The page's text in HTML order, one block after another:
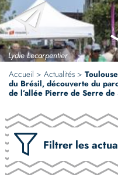
Lydie Lecarpentier
Accueil
Actualités
du Brésil, découverte du
de l’allée Pierre de Serre de
Filtrer les